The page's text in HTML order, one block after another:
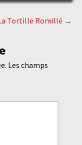
Tortille Romillé →
Les champs